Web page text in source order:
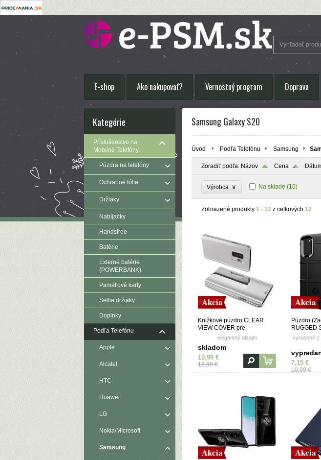
E-shop Ako nakupovať? Vernostný program Doprava
Kategórie
Príslušenstvo na
Mobilné Telefóny
Púzdra na telefóny
Ochranné fólie
Držiaky
Nabíjačky
Handsfree
Batérie
Externé batérie
(POWERBANK)
Pamäťové karty
Selfie držiaky
Doplnky
Podľa Telefónu
Apple
Alcatel
HTC
Huawei
LG
Nokia/MIcrosoft
Samsung
Samsung Galaxy S20
Úvod Podľa Telefónu Samsung
Zoradiť podľa: Názov Cena
Výrobca ∨ Na sklade (10)
Zobrazené produkty 1 - 12 z celkových 12
Akcia
Knižkové púzdro CLEAR
VIEW COVER pre
SAMSUNG GALAXY S20 -
elegantný dizajm
skladom
10,99 €
12,99 €
Akcia
Púzdro
RUGGED
čierne
vyrobené z
7,15 €
10,99 €
Akcia Akcia